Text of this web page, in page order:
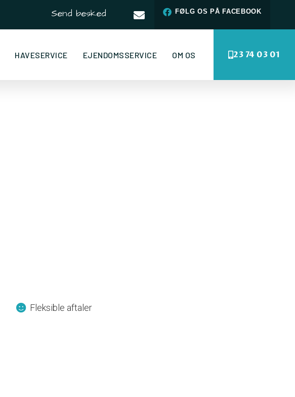
Send besked FØLG OS PÅ FACEBOOK
HAVESERVICE EJENDOMSSERVICE OM OS 23 74 03 01
Fleksible aftaler